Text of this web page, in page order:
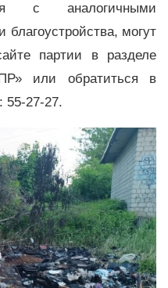
с аналогичными
могут
партии в разделе
или обратиться в
55-27-27.